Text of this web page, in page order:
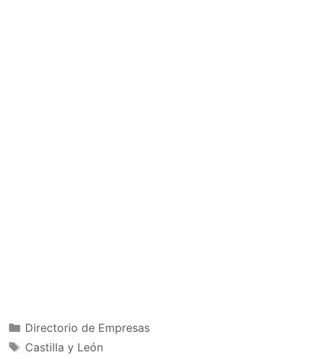
Categorías
Directorio de Empresas
Etiquetas
Castilla y León